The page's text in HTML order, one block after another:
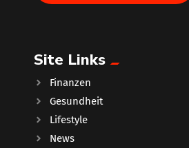
Site Links
Finanzen
Gesundheit
Lifestyle
News